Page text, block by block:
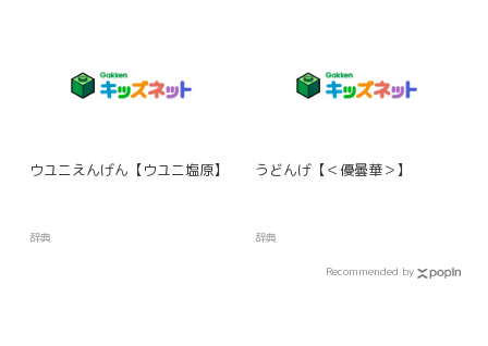
ウユニえんげん【ウユニ塩原】
辞典
うどんげ【＜優曇華＞】
辞典
Recommended by